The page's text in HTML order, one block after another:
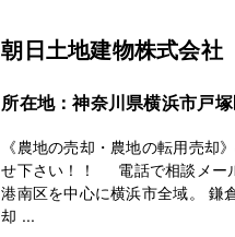
朝日土地建物株式会社
所在地：神奈川県横浜市戸
《農地の売却・農地の転用売却
せ下さい！！ 電話で相談メー
港南区を中心に横浜市全域。
却 ...